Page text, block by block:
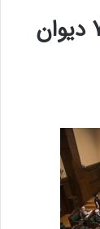
رای وحدت رویه شماره 730 دیوان